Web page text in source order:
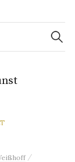
Suchen
nach:
/